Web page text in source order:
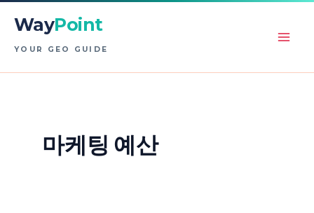
WayPoint
YOUR GEO GUIDE
마케팅 예산